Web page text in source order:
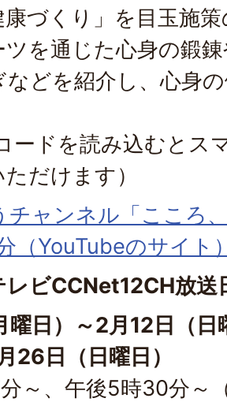
康づくり」を目玉施
を通じた心身の鍛
などを紹介し、心身
ードを読み込むと
だけます）
チャンネル「こころ
（YouTubeのサイト
レビCCNet12CH放送
曜日）～2月12日（
26日（日曜日）
～、午後5時30分～